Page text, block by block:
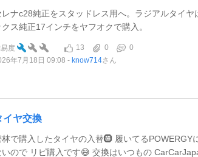
レナc28純正をスタッドレス用へ。ラジアルタイヤ
クス純正17インチをヤフオクで購入。
度 13 0
0
年7月18日 09:08
know714さん
イヤ交換
林で購入したタイヤの入替🛞 履いてるPOWERGY
いので リピ購入です😅 交換はいつもの